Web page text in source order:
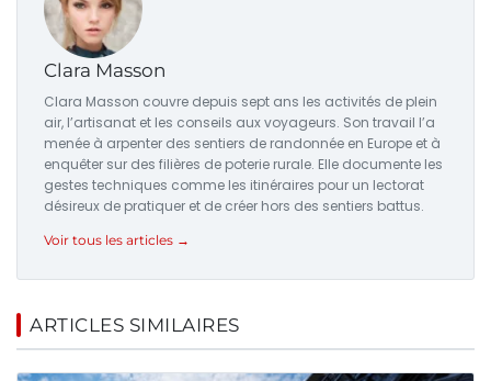
Clara Masson
Clara Masson couvre depuis sept ans les activités de plein
air, l’artisanat et les conseils aux voyageurs. Son travail l’a
menée à arpenter des sentiers de randonnée en Europe et à
enquêter sur des filières de poterie rurale. Elle documente les
gestes techniques comme les itinéraires pour un lectorat
désireux de pratiquer et de créer hors des sentiers battus.
Voir tous les articles →
ARTICLES SIMILAIRES